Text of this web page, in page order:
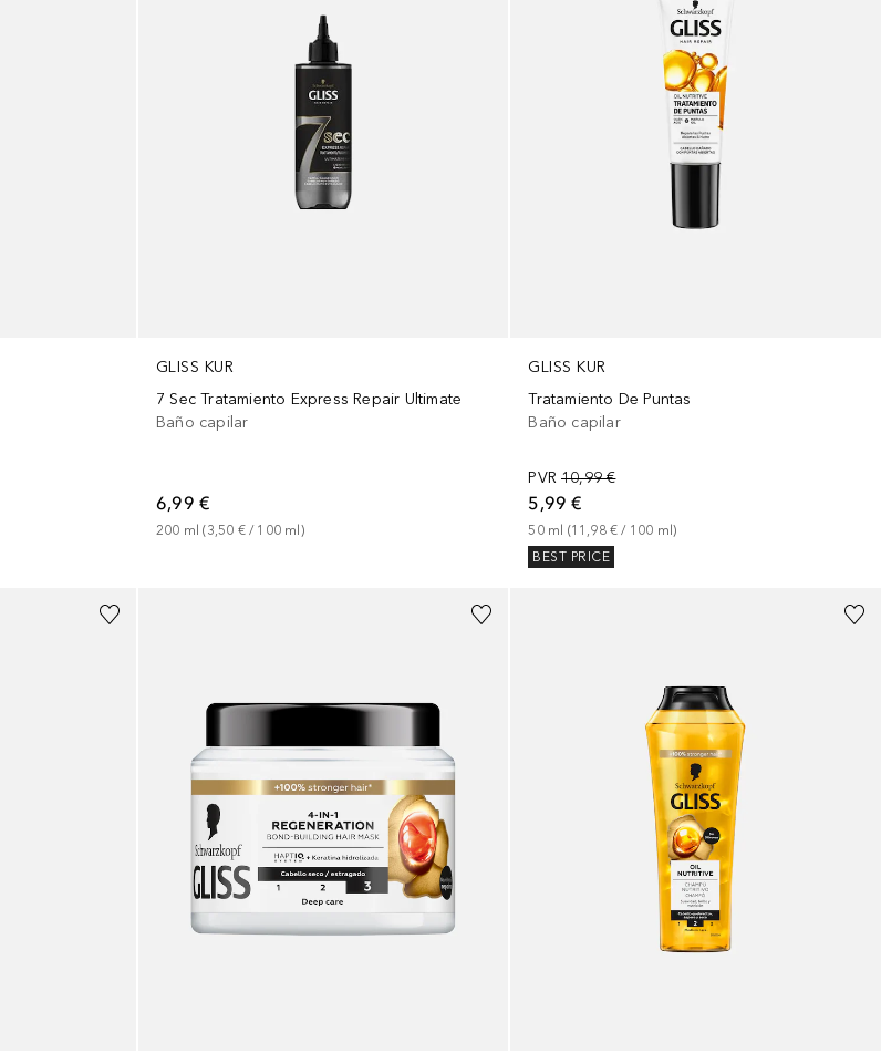
GLISS KUR
7 Sec Tratamiento Express Repair Ultimate
Baño capilar
6,99 €
200 ml (3,50 € / 100 ml )
GLISS KUR
Tratamiento De Puntas
Baño capilar
PVR 10,99 €
5,99 €
50 ml (11,98 € / 100 ml)
BEST PRICE